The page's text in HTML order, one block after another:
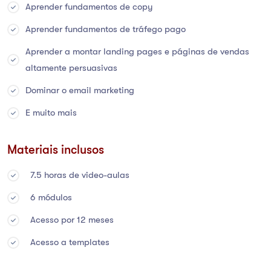
Aprender fundamentos de copy
Aprender fundamentos de tráfego pago
Aprender a montar landing pages e páginas de vendas
altamente persuasivas
Dominar o email marketing
E muito mais
Materiais inclusos
7.5 horas de video-aulas
6 módulos
Acesso por 12 meses
Acesso a templates